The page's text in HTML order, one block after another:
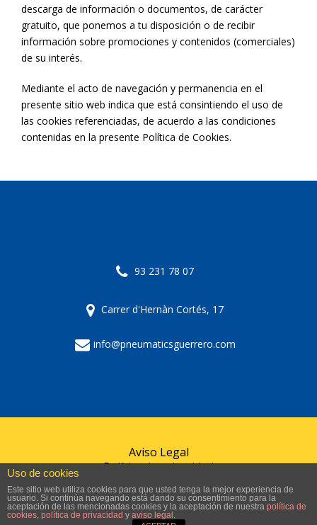
descarga de información o documentos, de carácter
gratuito, que ponemos a tu disposición o de recibir
información sobre promociones y contenidos (comerciales)
de su interés.
Mediante el acto de navegación y permanencia en el
presente sitio web indica que está consintiendo el uso de
las cookies referenciadas, de acuerdo a las condiciones
contenidas en la presente Política de Cookies.
93 231 78 07
Carrer d'Hernàn Cortés, 17
info@pneumaticsguerrero.com
Aviso Legal
Política de privacidad
© 2024 Pneumàtics Guerrero
Uso de cookies
Este sitio web utiliza cookies para que usted tenga la mejor experiencia de
usuario. Si continúa navegando está dando su consentimiento para la
aceptación de las mencionadas cookies y la aceptación de nuestra política de
cookies, política de privacidad y aviso legal.